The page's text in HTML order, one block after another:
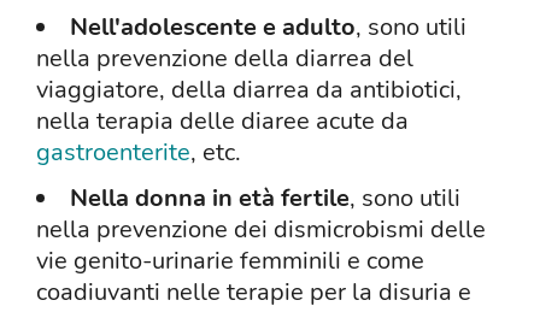
Nell'adolescente e adulto, sono utili
nella prevenzione della diarrea del
viaggiatore, della diarrea da antibiotici,
nella terapia delle diaree acute da
gastroenterite, etc.
Nella donna in età fertile, sono utili
nella prevenzione dei dismicrobismi delle
vie genito-urinarie femminili e come
coadiuvanti nelle terapie per la disuria e